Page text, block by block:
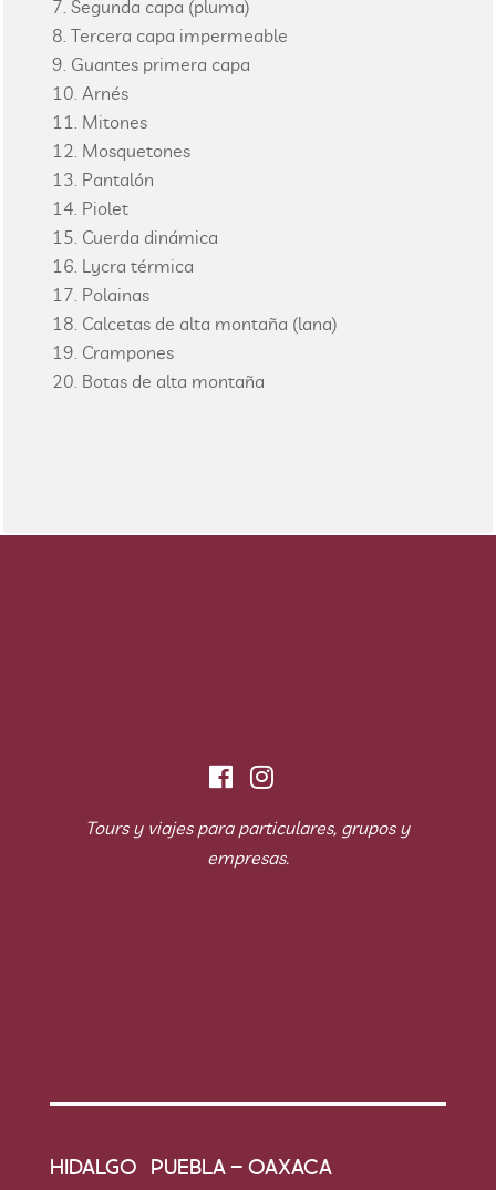
Segunda capa (pluma)
Tercera capa impermeable
Guantes primera capa
Arnés
Mitones
Mosquetones
Pantalón
Piolet
Cuerda dinámica
Lycra térmica
Polainas
Calcetas de alta montaña (lana)
Crampones
Botas de alta montaña
Tours y viajes para particulares, grupos y
empresas.
HIDALGO PUEBLA – OAXACA